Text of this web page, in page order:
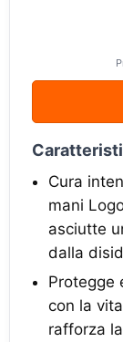
Cura
mani
asciutte
dalla
Protegge
con la
rafforza